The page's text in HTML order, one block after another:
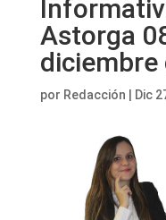
Astorga
diciembre
por Redacción Dic